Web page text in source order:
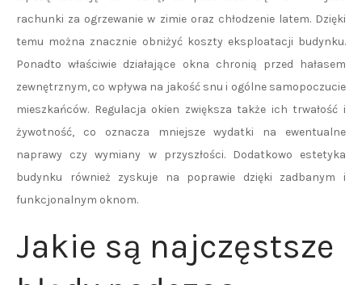
rachunki za ogrzewanie w zimie oraz chłodzenie latem. Dzięki
temu można znacznie obniżyć koszty eksploatacji budynku.
Ponadto właściwie działające okna chronią przed hałasem
zewnętrznym, co wpływa na jakość snu i ogólne samopoczucie
mieszkańców. Regulacja okien zwiększa także ich trwałość i
żywotność, co oznacza mniejsze wydatki na ewentualne
naprawy czy wymiany w przyszłości. Dodatkowo estetyka
budynku również zyskuje na poprawie dzięki zadbanym i
funkcjonalnym oknom.
Jakie są najczęstsze